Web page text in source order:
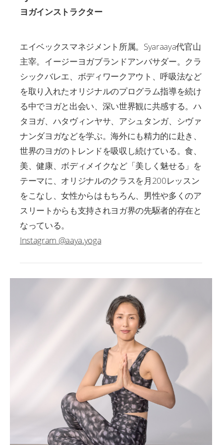
ヨガインストラクター
エイベックスマネジメント所属。Syaraaya代官山
主宰。イージーヨガブランドアンバサダー。クラ
シックバレエ、ボディワークアウト、呼吸法など
を取り入れたオリジナルのプログラム指導を続け
る中でヨガと出会い、深い世界観に共感する。ハ
タヨガ、ハタヴィンヤサ、アシュタンガ、シヴァ
ナンダヨガなどを学ぶ。海外にも精力的に赴き、
世界のヨガのトレンドを吸収し続けている。食、
美、健康、ボディメイクなど「美しく魅せる」を
テーマに、オリジナルのクラスを月200レッスン
をこなし、女性からはもちろん、男性や多くのア
スリートからも支持されヨガ界の先駆者的存在と
なっている。
Instagram @aaya.yoga